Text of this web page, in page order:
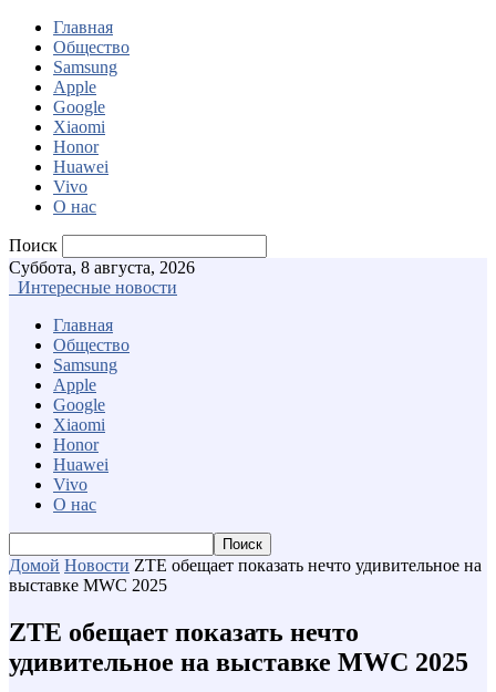
Главная
Общество
Samsung
Apple
Google
Xiaomi
Honor
Huawei
Vivo
О нас
Поиск
Суббота, 8 августа, 2026
Интересные новости
Главная
Общество
Samsung
Apple
Google
Xiaomi
Honor
Huawei
Vivo
О нас
Домой Новости ZTE обещает показать нечто удивительное на
выставке MWC 2025
ZTE обещает показать нечто
удивительное на выставке MWC 2025